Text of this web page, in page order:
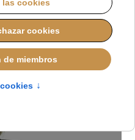
LUNES, 09 FEBRERO 2026 18:04